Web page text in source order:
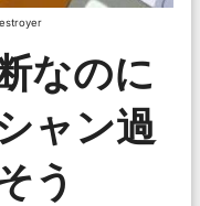
なのに
ャン過
う